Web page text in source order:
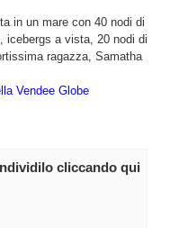
in un mare con 40 nodi di
icebergs a vista, 20 nodi di
ragazza, Samatha
Vendee Globe
cliccando qui